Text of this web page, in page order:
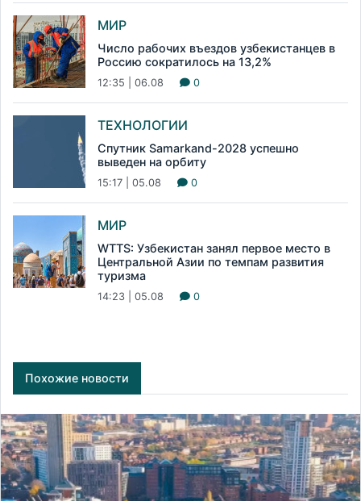
МИР
Число рабочих въездов узбекистанцев в
Россию сократилось на 13,2%
12:35 | 06.08 0
ТЕХНОЛОГИИ
Спутник Samarkand-2028 успешно
выведен на орбиту
15:17 | 05.08 0
МИР
WTTS: Узбекистан занял первое место в
Центральной Азии по темпам развития
туризма
14:23 | 05.08 0
Похожие новости